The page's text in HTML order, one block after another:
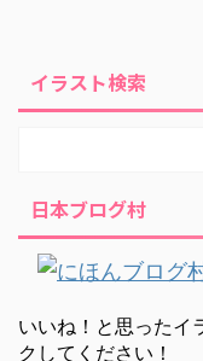
イラスト検索
日本ブログ村
いいね！と思ったイ
クしてください！